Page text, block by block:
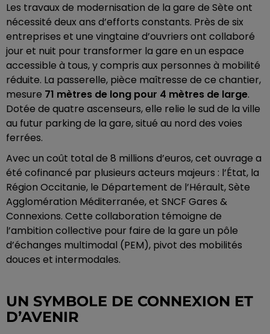
Les travaux de modernisation de la gare de Sète ont
nécessité deux ans d’efforts constants. Près de six
entreprises et une vingtaine d’ouvriers ont collaboré
jour et nuit pour transformer la gare en un espace
accessible à tous, y compris aux personnes à mobilité
réduite. La passerelle, pièce maîtresse de ce chantier,
mesure 71 mètres de long pour 4 mètres de large.
Dotée de quatre ascenseurs, elle relie le sud de la ville
au futur parking de la gare, situé au nord des voies
ferrées.
Avec un coût total de 8 millions d’euros, cet ouvrage a
été cofinancé par plusieurs acteurs majeurs : l’État, la
Région Occitanie, le Département de l’Hérault, Sète
Agglomération Méditerranée, et SNCF Gares &
Connexions. Cette collaboration témoigne de
l’ambition collective pour faire de la gare un pôle
d’échanges multimodal (PEM), pivot des mobilités
douces et intermodales.
UN SYMBOLE DE CONNEXION ET
D’AVENIR